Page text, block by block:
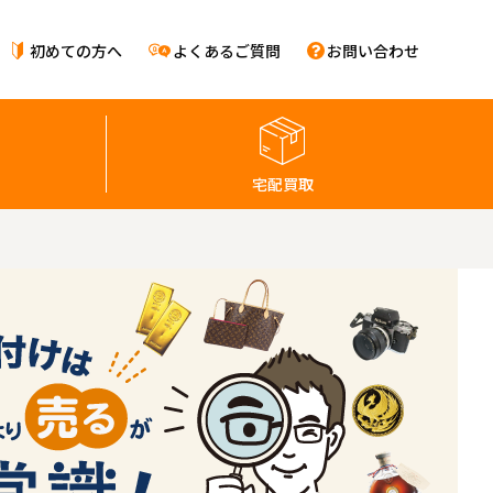
初めての方へ よくあるご質問 お問い合わせ
宅配買取